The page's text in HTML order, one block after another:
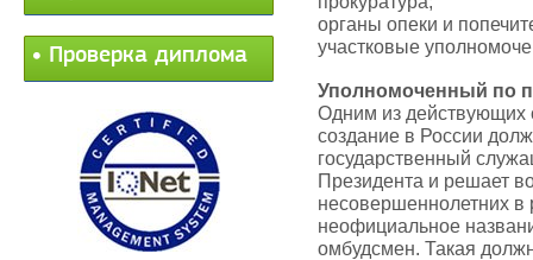
Проверка диплома
органы опеки и
участковые
Уполномоченный по
Одним из действующих
создание в России
государственный
Президента и решает
несовершеннолетних в
неофициальное
омбудсмен. Такая